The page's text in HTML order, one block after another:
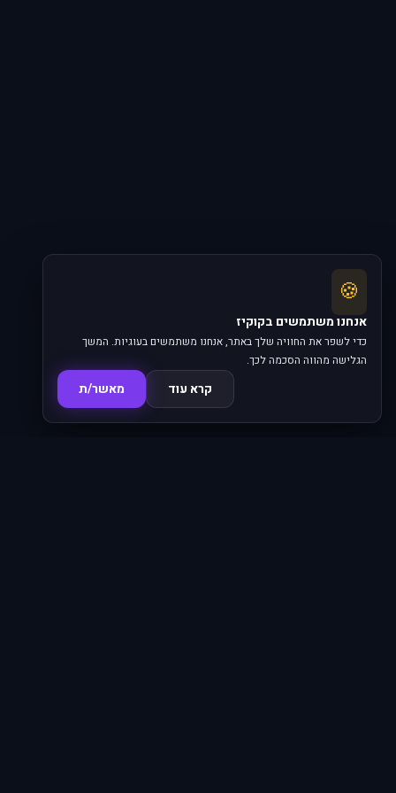
🍪
אנחנו משתמשים בקוקיז
כדי לשפר את החוויה שלך באתר, אנחנו משתמשים בעוגיות. המשך
הגלישה מהווה הסכמה לכך.
קרא עוד מאשר/ת